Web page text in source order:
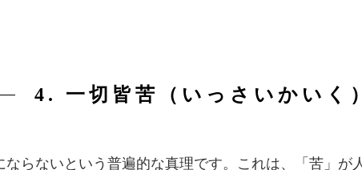
4. 一切皆苦（いっさいかいく）
らないという普遍的な真理です。これは、「苦」が